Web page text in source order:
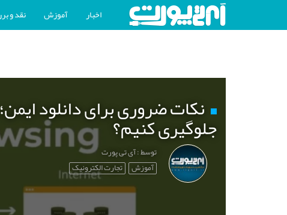
اخبار آموزش نقد و
نکات ضروری برای دانلود
جلوگیری کنیم؟
توسط : آی تی پورت
آموزش تجارت الکترونیک